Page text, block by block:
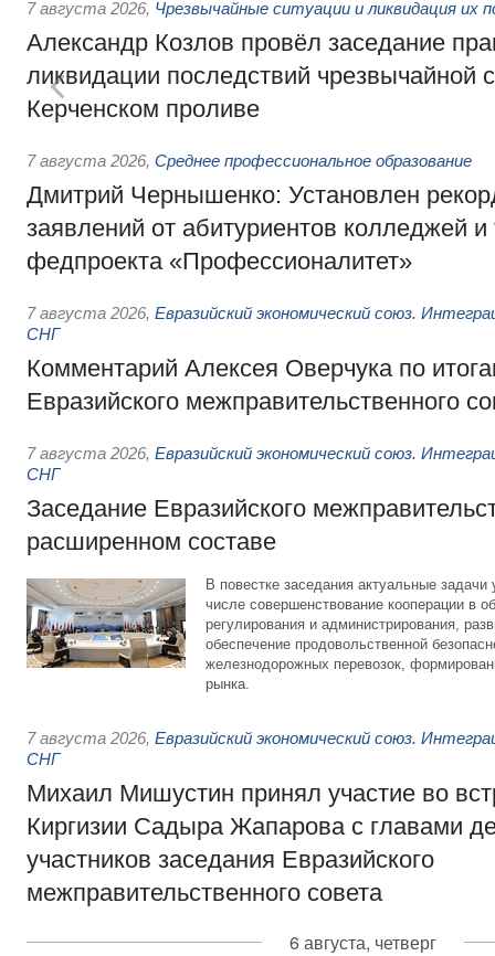
7 августа 2026, Чрезвычайные ситуации и ликвидация их
Александр Козлов провёл заседание
ликвидации последствий чрезвычайной
Керченском проливе
7 августа 2026, Среднее профессиональное образование
Дмитрий Чернышенко: Установлен
заявлений от абитуриентов колледжей и
федпроекта «Профессионалитет»
7 августа 2026, Евразийский экономический союз.
СНГ
Комментарий Алексея Оверчука по
Евразийского межправительственного
7 августа 2026, Евразийский экономический союз.
СНГ
Заседание Евразийского
расширенном составе
В повестке заседания актуальные задачи
числе совершенствование кооперации в
регулирования и администрирования,
обеспечение продовольственной
железнодорожных перевозок,
рынка.
7 августа 2026, Евразийский экономический союз.
СНГ
Михаил Мишустин принял участие во
Киргизии Садыра Жапарова с главами
участников заседания Евразийского
межправительственного совета
6 августа, четверг